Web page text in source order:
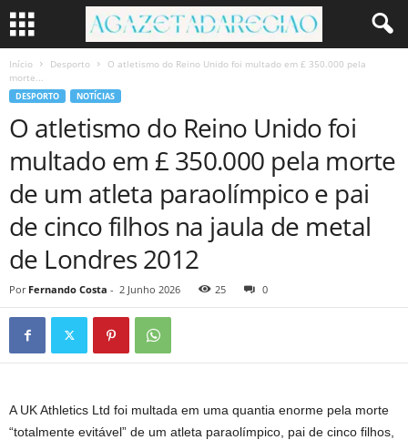
Início Desporto
O atletismo do Reino Unido foi multado em £ 350.000 pela
morte...
DESPORTO NOTÍCIAS
O atletismo do Reino Unido foi
multado em £ 350.000 pela morte
de um atleta paraolímpico e pai
de cinco filhos na jaula de metal
de Londres 2012
Por Fernando Costa - 2 Junho 2026 25 0
A UK Athletics Ltd foi multada em uma quantia enorme pela morte
“totalmente evitável” de um atleta paraolímpico, pai de cinco filhos,